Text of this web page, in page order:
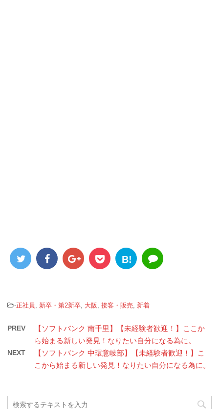
B!
-正社員 , 新卒・第2新卒, 大阪 , 接客・販売, 新着
PREV
【ソフトバンク 南千里】【未経験者歓迎！】ここか
ら始まる新しい発見！なりたい自分になる為に。
NEXT
【ソフトバンク 中環意岐部】【未経験者歓迎！】こ
こから始まる新しい発見！なりたい自分になる為に。